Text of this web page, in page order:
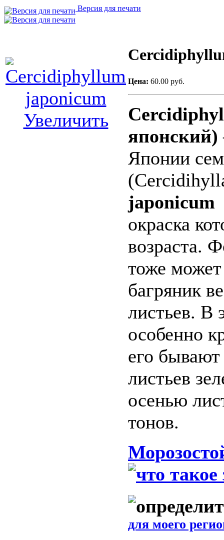
Версия для печати
Увеличить
Цена: 60.00 руб.
японский)
Японии
окраска
возраста.
тоже
багряник
листьев. В
особенно
его бывают
листьев
осенью
тонов.
для моего